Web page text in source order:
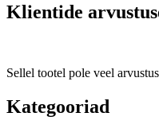
Klientide
Sellel tootel pole veel
Kategooriad